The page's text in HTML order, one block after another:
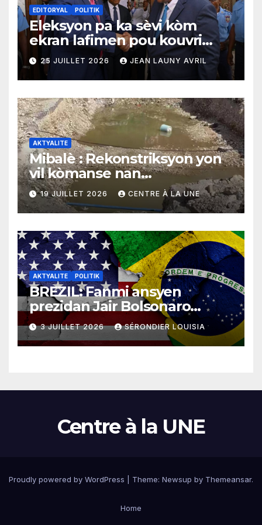
EDITORYAL POLITIK
Eleksyon pa ka sèvi kòm
ekran lafimen pou kouvri
echèk tranzisyon an
25 JUILLET 2026 JEAN LAUNY AVRIL
AKTYALITE
Mibalè : Rekonstriksyon yon
vil kòmanse nan
rekonstriksyon lespri moun
yo
19 JUILLET 2026 CENTRE À LA UNE
AKTYALITE POLITIK
BREZIL: Fanmi ansyen
prezidan Jair Bolsonaro
mande gouvènman
ameriken an ogmante taks
sou tout pwodui Brezil ap
3 JUILLET 2026 SÉRONDIER LOUISIA
Centre à la UNE
Proudly powered by WordPress Theme: Newsup by Themeansar.
Home